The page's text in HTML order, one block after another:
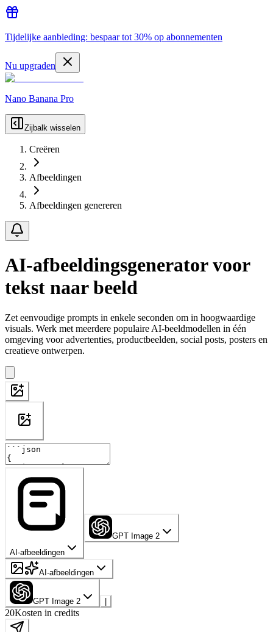
Tijdelijke aanbieding: bespaar tot 30% op abonnementen
Nu upgraden
Nano Banana Pro
Zijbalk wisselen
Creëren
Afbeeldingen
Afbeeldingen genereren
AI-afbeeldingsgenerator voor
tekst naar beeld
Zet eenvoudige prompts in enkele seconden om in hoogwaardige
visuals. Werk met meerdere populaire AI-beeldmodellen in één
omgeving voor advertenties, productbeelden, social posts, posters en
creatieve ontwerpen.
AI-afbeeldingen
GPT Image 2
AI-afbeeldingen
GPT Image 2
20Kosten in credits